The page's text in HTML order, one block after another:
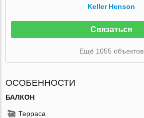
Keller Henson
Связаться
Ещё 1055 объектов
ОСОБЕННОСТИ
БАЛКОН
Терраса